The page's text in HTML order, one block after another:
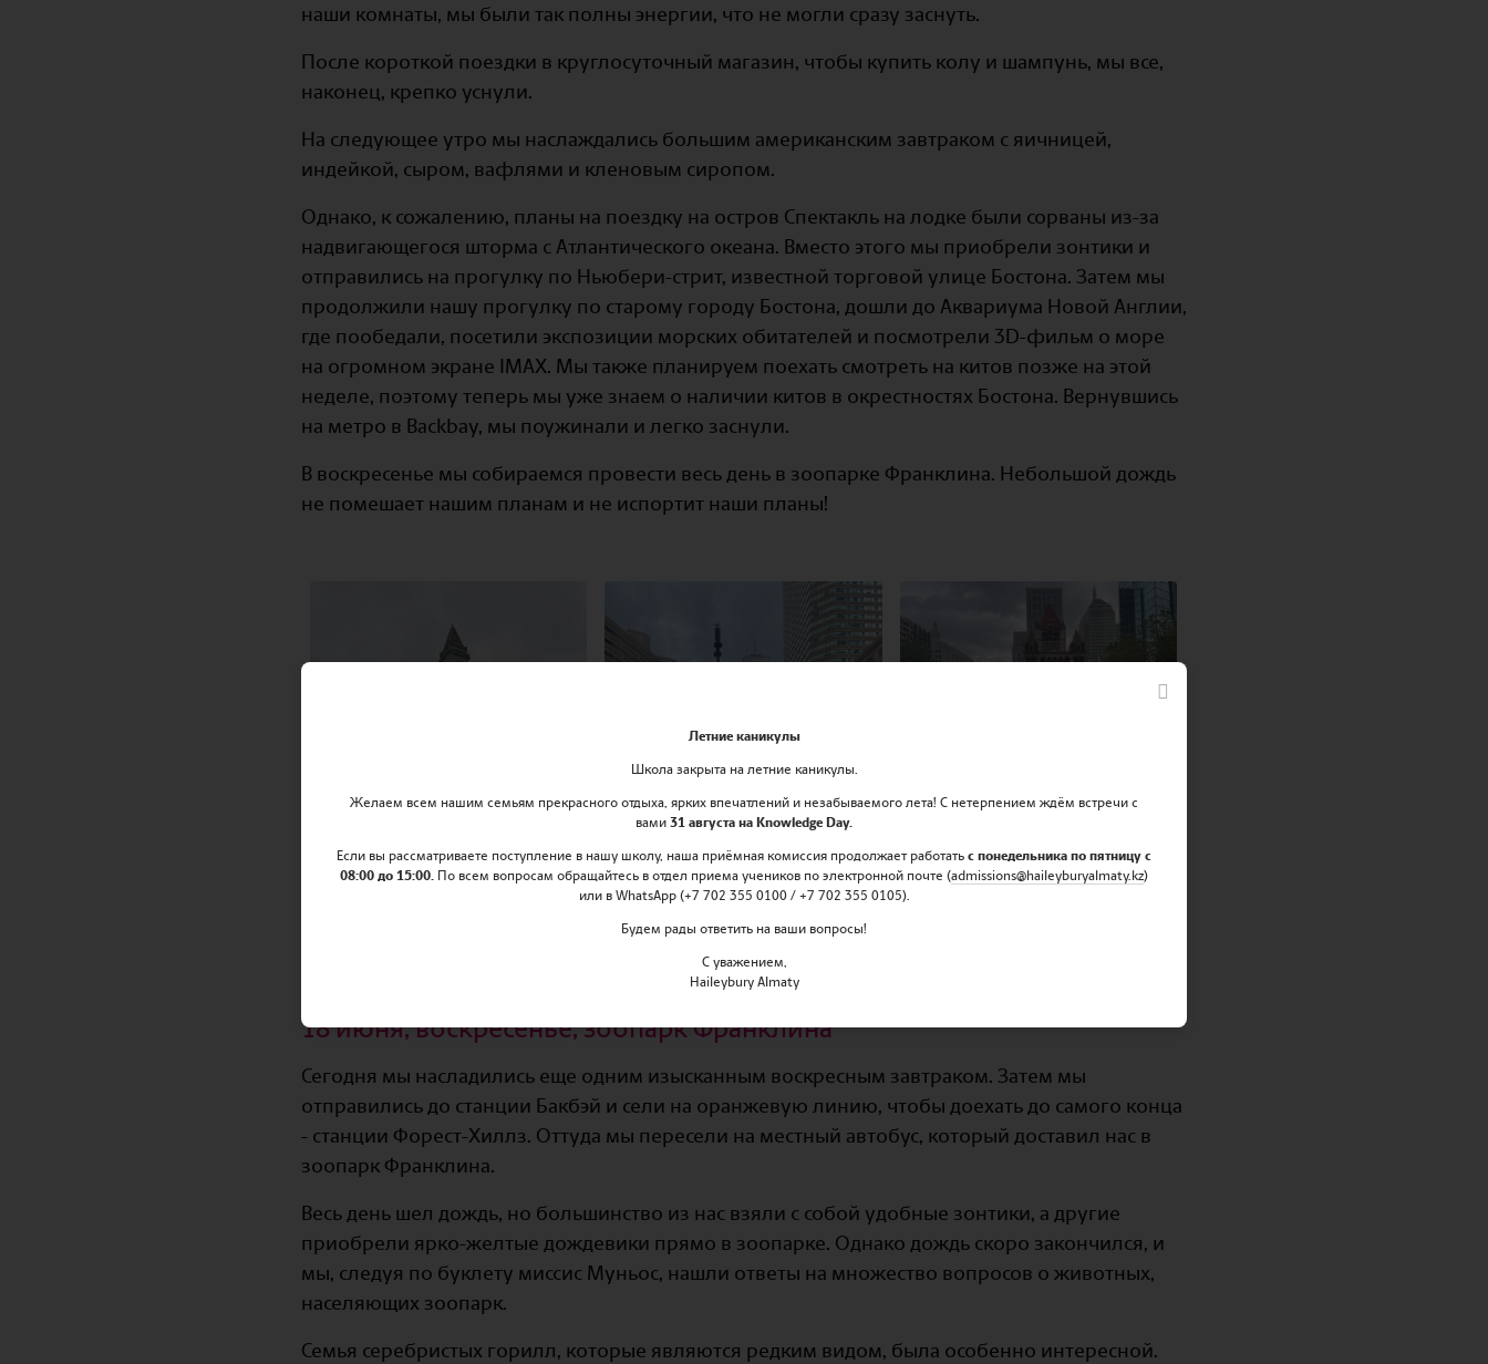
наши комнаты, мы были так полны энергии, что не могли сразу заснуть.
После короткой поездки в круглосуточный магазин, чтобы купить колу и шампунь, мы все,
наконец, крепко уснули.
На следующее утро мы наслаждались большим американским завтраком с яичницей,
индейкой, сыром, вафлями и кленовым сиропом.
Однако, к сожалению, планы на поездку на остров Спектакль на лодке были сорваны из-за
надвигающегося шторма с Атлантического океана. Вместо этого мы приобрели зонтики и
отправились на прогулку по Ньюбери-стрит, известной торговой улице Бостона. Затем мы
продолжили нашу прогулку по старому городу Бостона, дошли до Аквариума Новой Англии,
где пообедали, посетили экспозиции морских обитателей и посмотрели 3D-фильм о море
на огромном экране IMAX. Мы также планируем поехать смотреть на китов позже на этой
неделе, поэтому теперь мы уже знаем о наличии китов в окрестностях Бостона. Вернувшись
на метро в Backbay, мы поужинали и легко заснули.
В воскресенье мы собираемся провести весь день в зоопарке Франклина. Небольшой дождь
не помешает нашим планам и не испортит наши планы!
18 июня, воскресенье, зоопарк Франклина
Сегодня мы насладились еще одним изысканным воскресным завтраком. Затем мы
отправились до станции Бакбэй и сели на оранжевую линию, чтобы доехать до самого конца
- станции Форест-Хиллз. Оттуда мы пересели на местный автобус, который доставил нас в
зоопарк Франклина.
Весь день шел дождь, но большинство из нас взяли с собой удобные зонтики, а другие
приобрели ярко-желтые дождевики прямо в зоопарке. Однако дождь скоро закончился, и
мы, следуя по буклету миссис Муньос, нашли ответы на множество вопросов о животных,
населяющих зоопарк.
Семья серебристых горилл, которые являются редким видом, была особенно интересной.
Летние каникулы
Школа закрыта на летние каникулы.
Желаем всем нашим семьям прекрасного отдыха, ярких впечатлений и незабываемого лета! С нетерпением ждём встречи с
вами 31 августа на Knowledge Day.
Если вы рассматриваете поступление в нашу школу, наша приёмная комиссия продолжает работать с понедельника по пятницу с
08:00 до 15:00. По всем вопросам обращайтесь в отдел приема учеников по электронной почте (admissions@haileyburyalmaty. kz)
или в WhatsApp (+7 702 355 0100 / +7 702 355 0105).
Будем рады ответить на ваши вопросы!
С уважением,
Haileybury Almaty